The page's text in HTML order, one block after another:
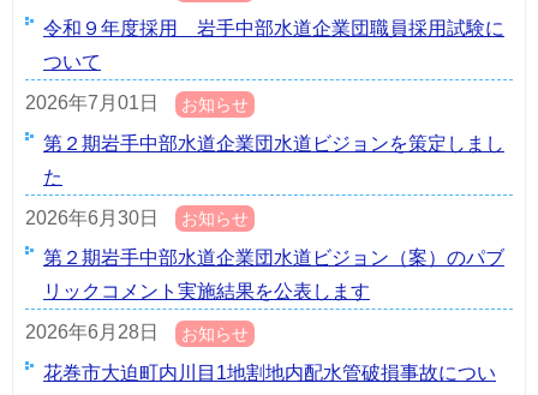
令和９年度採用 岩手中部水道企業団職員採用試験に
ついて
2026年7月01日
お知らせ
第２期岩手中部水道企業団水道ビジョンを策定しまし
た
2026年6月30日
お知らせ
第２期岩手中部水道企業団水道ビジョン（案）のパブ
リックコメント実施結果を公表します
2026年6月28日
お知らせ
花巻市大迫町内川目1地割地内配水管破損事故につい